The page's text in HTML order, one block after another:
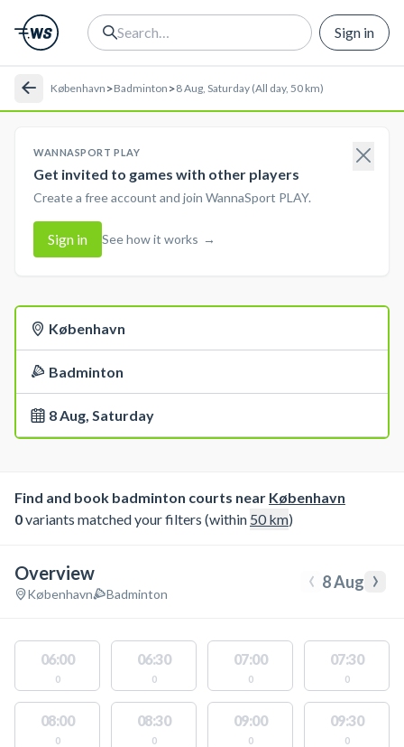
Sign in
København >Badminton >8 Aug, Saturday (All day, 50 km)
WANNASPORT PLAY
Get invited to games with other players
Create a free account and join WannaSport PLAY.
Sign in See how it works →
København
Badminton
8 Aug, Saturday
Find and book badminton courts near København
0variants matched your filters (within 50km)
Overview
København Badminton ‹ 8 Aug ›
06:00
0
06:30
0
07:00
0
07:30
0
08:00
0
08:30
0
09:00
0
09:30
0